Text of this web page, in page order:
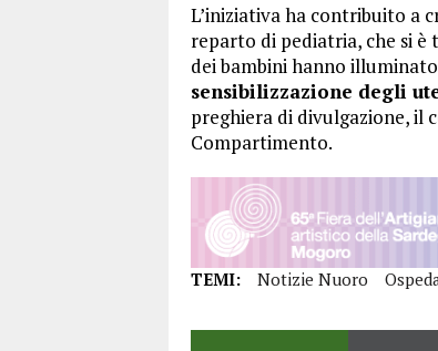
L’iniziativa ha contribuito a
reparto di pediatria, che si
dei bambini hanno
sensibilizzazione degli
preghiera di divulgazione, il
Compartimento.
TEMI: Notizie Nuoro